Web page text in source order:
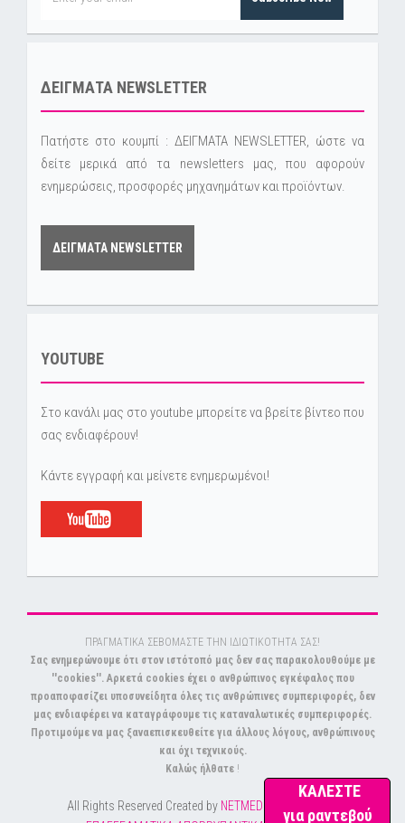
ΔΕΙΓΜΑΤΑ NEWSLETTER
Πατήστε στο κουμπί : ΔΕΙΓΜΑΤΑ NEWSLETTER, ώστε να
δείτε μερικά από τα newsletters μας, που αφορούν
ενημερώσεις, προσφορές μηχανημάτων και προϊόντων.
ΔΕΙΓΜΑΤΑ NEWSLETTER
YOUTUBE
Στο κανάλι μας στο youtube μπορείτε να βρείτε βίντεο που
σας ενδιαφέρουν!
Κάντε εγγραφή και μείνετε ενημερωμένοι!
ΠΡΑΓΜΑΤΙΚΑ ΣΕΒΟΜΑΣΤΕ ΤΗΝ ΙΔΙΩΤΙΚΟΤΗΤΑ ΣΑΣ!
Σας ενημερώνουμε ότι στον ιστότοπό μας δεν σας παρακολουθούμε με
''cookies''. Αρκετά cookies έχει ο ανθρώπινος εγκέφαλος που
προαποφασίζει υποσυνείδητα όλες τις ανθρώπινες συμπεριφορές, δεν
μας ενδιαφέρει να καταγράφουμε τις καταναλωτικές συμπεριφορές.
Προτιμούμε να μας ξαναεπισκευθείτε για άλλους λόγους, ανθρώπινους
και όχι τεχνικούς.
Καλώς ήλθατε !
All Rights Reserved Created by NETMEDIA
ΚΑΛΕΣΤΕ
για ραντεβού